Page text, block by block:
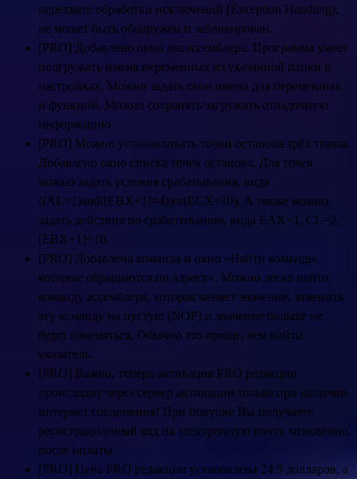
перехвате обработки исключений (Exception Handling),
не может быть обнаружен и заблокирован.
[PRO] Добавлено окно дисассемблера. Программа умеет
подгружать имена переменных из указанной папки в
настройках. Можно задать свои имена для переменных
и функций. Можно сохранять/загружать отладочную
информацию.
[PRO] Можно устанавливать точки останова трёх типов.
Добавлено окно списка точек останова. Для точек
можно задать условия срабатывания, вида
((AL=1)and([EBX+1]=4))or(ECX=10). А также можно
задать действия по срабатыванию, вида EAX=1, CL=2,
[EBX+1]=10.
[PRO] Добавлена команда и окно «Найти команды,
которые обращаются по адресу». Можно легко найти
команду ассемблера, которая меняет значение, заменить
эту команду на пустую (NOP) и значение больше не
будет изменяться. Обычно это проще, чем найти
указатель.
[PRO] Важно, теперь активация PRO редакции
происходит через сервер активации только при наличии
интернет соединения! При покупке Вы получаете
регистрационный код на электронную почту мгновенно
после оплаты.
[PRO] Цена PRO редакции установлена 24.9 долларов, а